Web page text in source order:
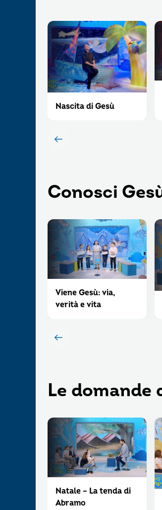
Nascita di Gesù
Conosci
Viene Gesù: via,
verità e vita
Le domande
Natale – La tenda di
Abramo